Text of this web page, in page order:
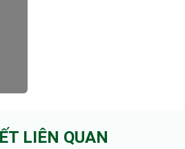
LIÊN QUAN